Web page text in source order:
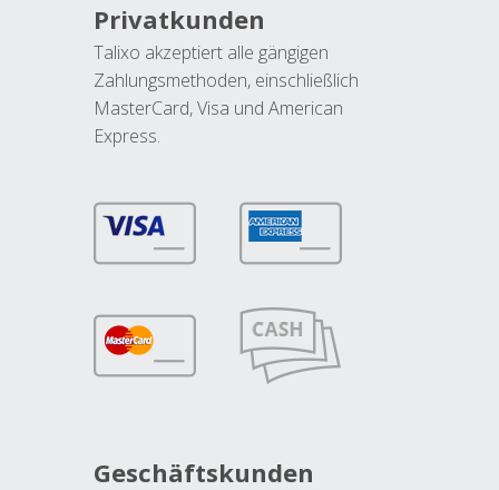
Privatkunden
Talixo akzeptiert alle gängigen
Zahlungsmethoden, einschließlich
MasterCard, Visa und American
Express.
Geschäftskunden